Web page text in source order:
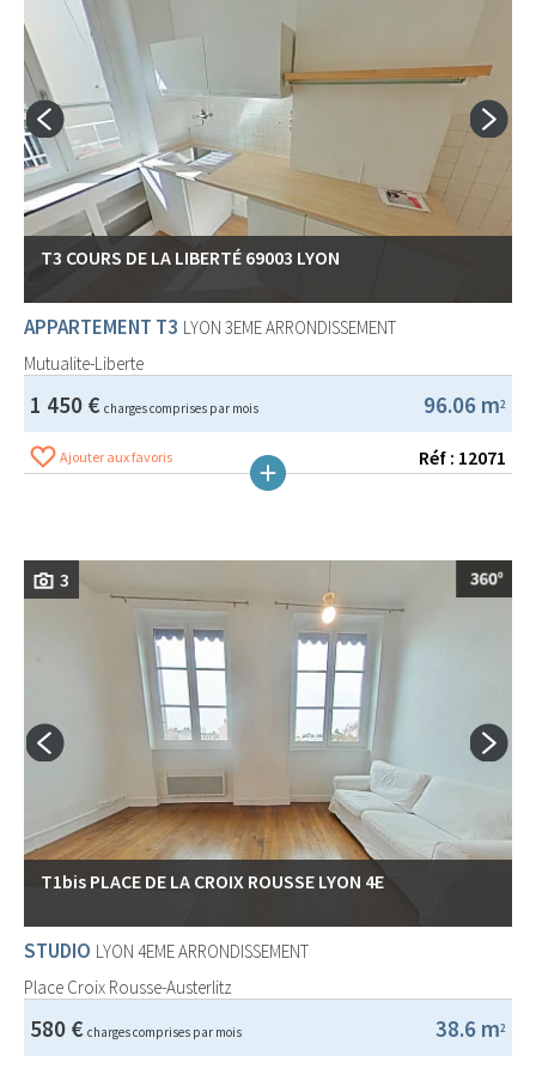
T3 COURS DE LA LIBERTÉ 69003 LYON
APPARTEMENT T3 LYON 3EME ARRONDISSEMENT
Mutualite-Liberte
96.06 m2
1 450 € charges comprises par mois
Ajouter aux favoris Réf : 12071
3
T1bis PLACE DE LA CROIX ROUSSE LYON 4E
STUDIO LYON 4EME ARRONDISSEMENT
Place Croix Rousse-Austerlitz
38.6 m2
580 € charges comprises par mois